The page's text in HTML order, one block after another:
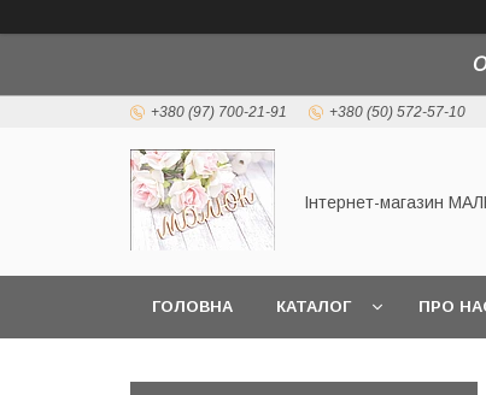
+380 (97) 700-21-91 +380 (50) 572-57-10
Інтернет-магазин
ГОЛОВНА КАТАЛОГ ПРО